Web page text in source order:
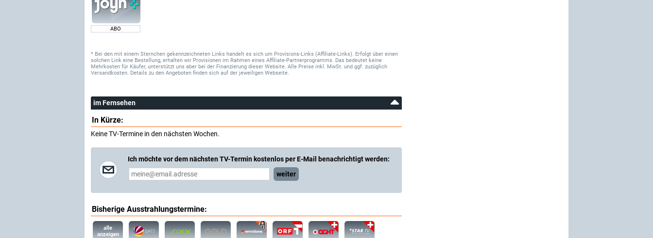
ABO
* Bei den mit einem Sternchen gekennzeichneten Links handelt es sich um Provisions-Links (Affiliate-Links). Erfolgt über einen
solchen Link eine Bestellung, erhalten wir Provisionen im Rahmen eines Affiliate-Partnerprogramms. Das bedeutet keine
Mehrkosten für Käufer, unterstützt uns aber bei der Finanzierung dieser Website. Alle Preise inkl. MwSt. und ggf. zuzüglich
Versandkosten. Details zu den Angeboten finden sich auf der jeweiligen Webseite.
im Fernsehen
In Kürze:
Keine TV-Termine in den nächsten Wochen.
Ich möchte vor dem nächsten TV-Termin kostenlos per E-Mail benachrichtigt werden:
weiter
Bisherige Ausstrahlungstermine:
alle
anzeigen